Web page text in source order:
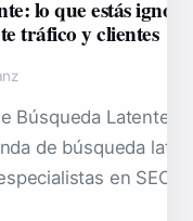
lo que estás
tráfico y clientes
Búsqueda Latente al
de búsqueda
en SEO